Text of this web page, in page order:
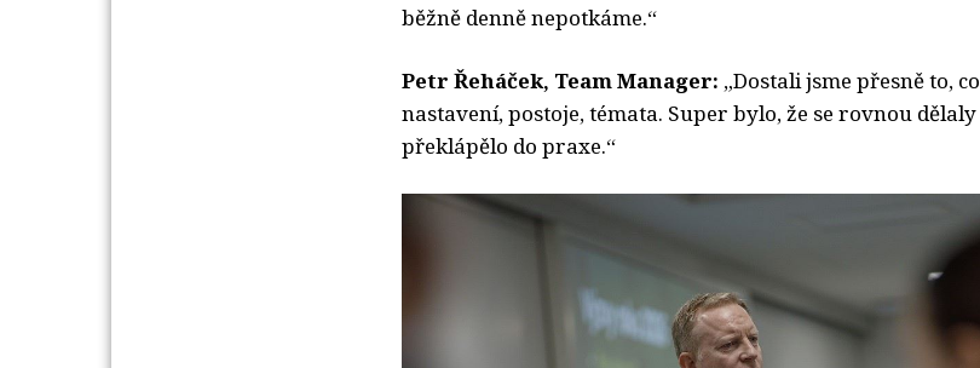
běžně denně nepotkáme.“
Petr Řeháček, Team Manager: „Dostali jsme přesně to,
nastavení, postoje, témata. Super bylo, že se rovnou
překlápělo do praxe.“